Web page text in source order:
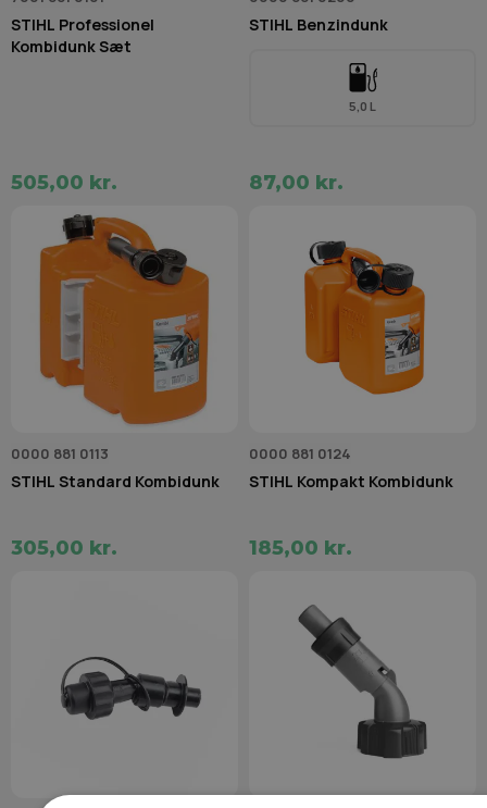
STIHL Professionel
Kombidunk Sæt
505,00 kr.
STIHL Benzindunk
5,0 L
87,00 kr.
0000 881 0113
STIHL Standard Kombidunk
305,00 kr.
0000 881 0124
STIHL Kompakt Kombidunk
185,00 kr.